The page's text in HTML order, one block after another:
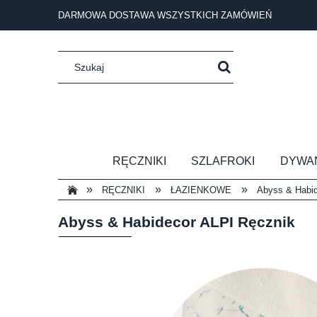
DARMOWA DOSTAWA WSZYSTKICH ZAMÓWIEŃ
RĘCZNIKI SZLAFROKI
» RĘCZNIKI » ŁAZIENKOWE » Abyss &
Abyss & Habidecor ALPI Ręcznik